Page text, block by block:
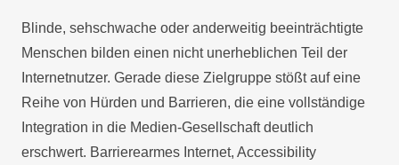
Blinde, sehschwache oder anderweitig beeinträchtigte
Menschen bilden einen nicht unerheblichen Teil der
Internetnutzer. Gerade diese Zielgruppe stößt auf eine
Reihe von Hürden und Barrieren, die eine vollständige
Integration in die Medien-Gesellschaft deutlich
erschwert. Barrierearmes Internet, Accessibility